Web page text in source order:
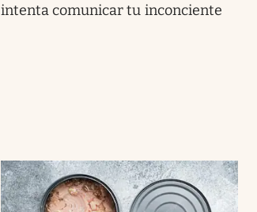
intenta comunicar tu inconciente